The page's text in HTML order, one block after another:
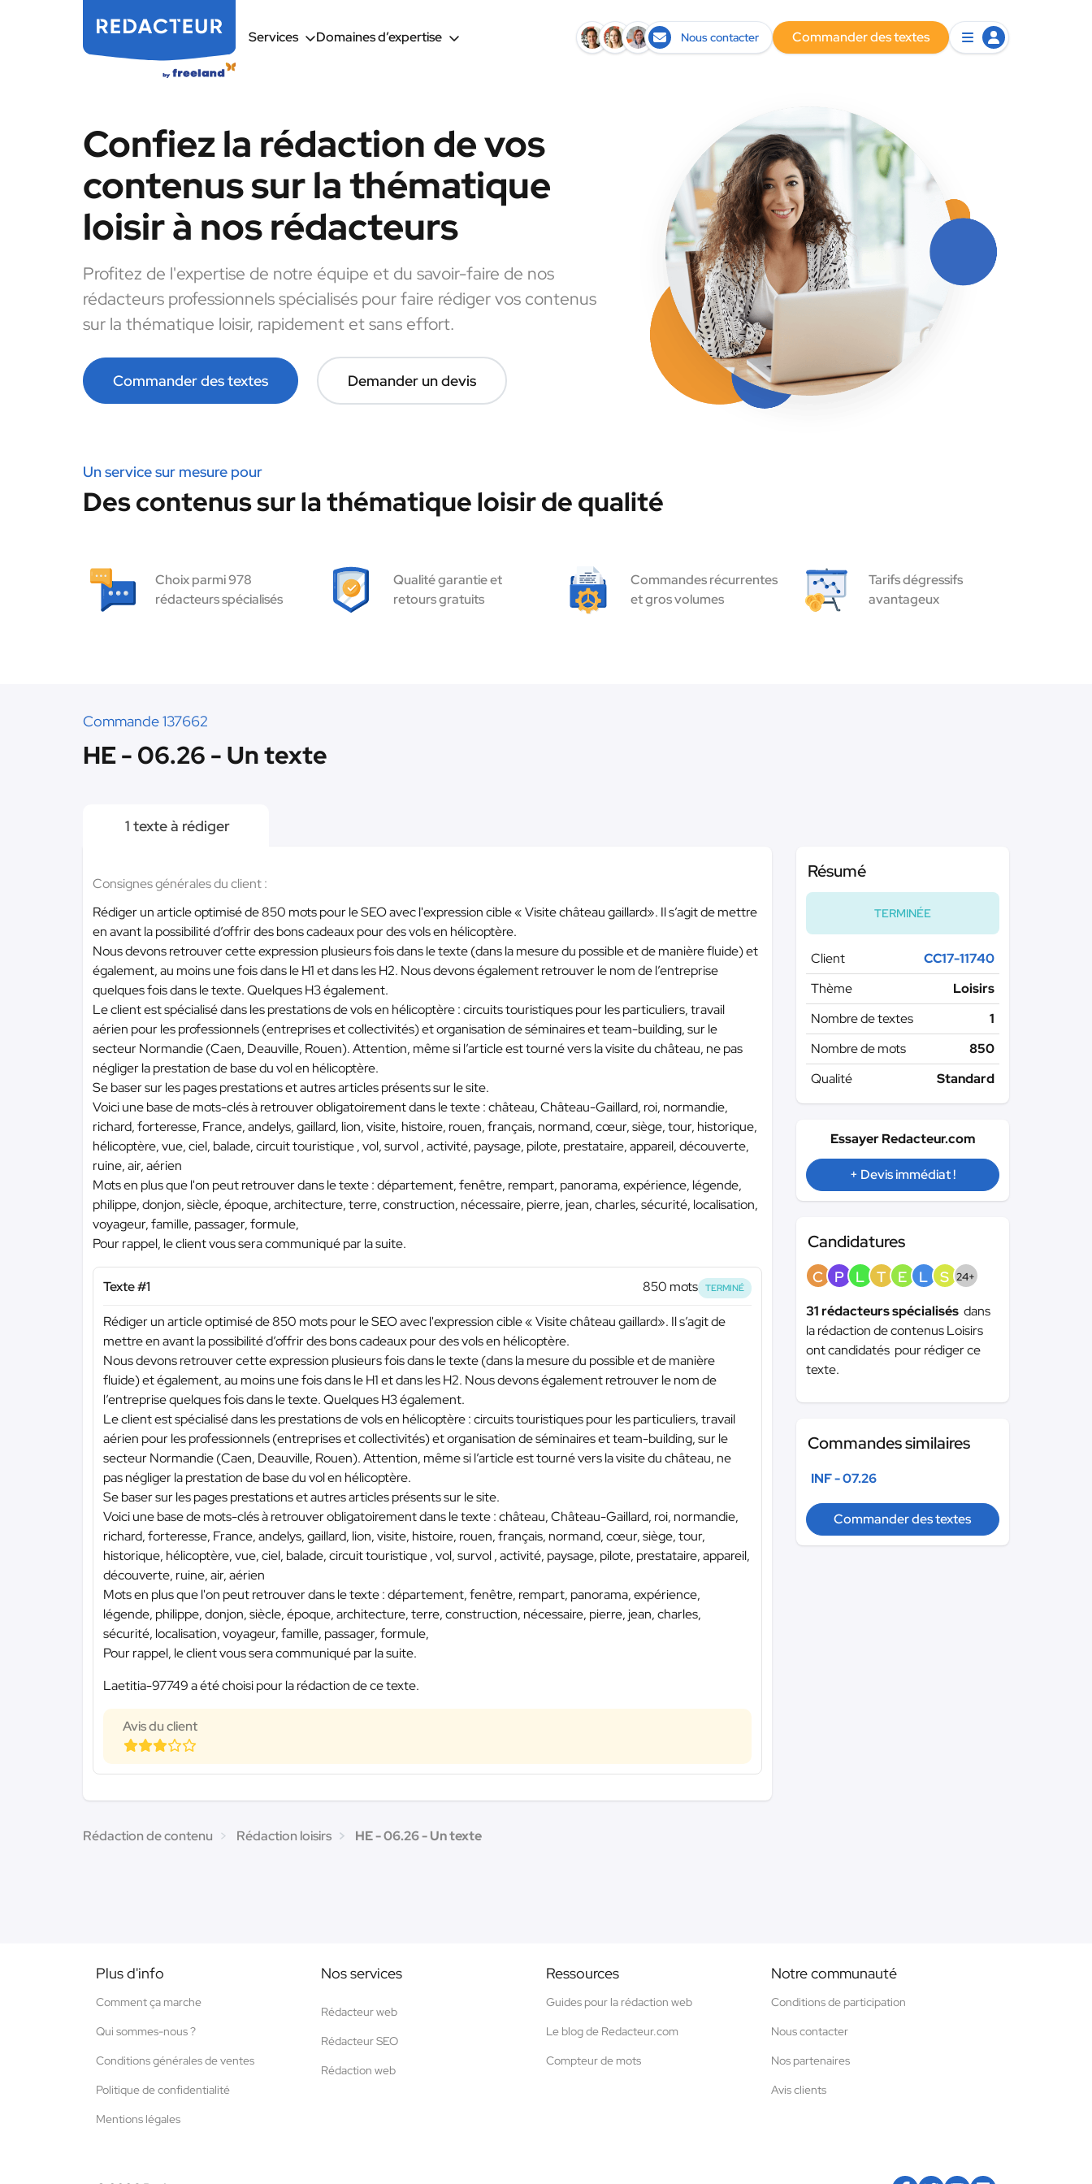
Services Domaines d’expertise Nous contacter Commander des textes
Confiez la rédaction de vos
contenus sur la thématique
loisir à nos rédacteurs
Profitez de l'expertise de notre équipe et du savoir-faire de nos
rédacteurs professionnels spécialisés pour faire rédiger vos contenus
sur la thématique loisir, rapidement et sans effort.
Commander des textes Demander un devis
Un service sur mesure pour
Des contenus sur la thématique loisir de qualité
Choix parmi 978
rédacteurs spécialisés
Qualité garantie et
retours gratuits
Commandes récurrentes
et gros volumes
Tarifs dégressifs
avantageux
Commande 137662
HE - 06.26 - Un texte
1 texte à rédiger
Consignes générales du client :
Rédiger un article optimisé de 850 mots pour le SEO avec l'expression cible « Visite château gaillard». Il s’agit de mettre
en avant la possibilité d’offrir des bons cadeaux pour des vols en hélicoptère.
Nous devons retrouver cette expression plusieurs fois dans le texte (dans la mesure du possible et de manière fluide) et
également, au moins une fois dans le H1 et dans les H2. Nous devons également retrouver le nom de l’entreprise
quelques fois dans le texte. Quelques H3 également.
Le client est spécialisé dans les prestations de vols en hélicoptère : circuits touristiques pour les particuliers, travail
aérien pour les professionnels (entreprises et collectivités) et organisation de séminaires et team-building, sur le
secteur Normandie (Caen, Deauville, Rouen). Attention, même si l’article est tourné vers la visite du château, ne pas
négliger la prestation de base du vol en hélicoptère.
Se baser sur les pages prestations et autres articles présents sur le site.
Voici une base de mots-clés à retrouver obligatoirement dans le texte : château, Château-Gaillard, roi, normandie,
richard, forteresse, France, andelys, gaillard, lion, visite, histoire, rouen, français, normand, cœur, siège, tour, historique,
hélicoptère, vue, ciel, balade, circuit touristique , vol, survol , activité, paysage, pilote, prestataire, appareil, découverte,
ruine, air, aérien
Mots en plus que l'on peut retrouver dans le texte : département, fenêtre, rempart, panorama, expérience, légende,
philippe, donjon, siècle, époque, architecture, terre, construction, nécessaire, pierre, jean, charles, sécurité, localisation,
voyageur, famille, passager, formule,
Pour rappel, le client vous sera communiqué par la suite.
Texte #1 850 mots TERMINÉ
Rédiger un article optimisé de 850 mots pour le SEO avec l'expression cible « Visite château gaillard». Il s’agit de
mettre en avant la possibilité d’offrir des bons cadeaux pour des vols en hélicoptère.
Nous devons retrouver cette expression plusieurs fois dans le texte (dans la mesure du possible et de manière
fluide) et également, au moins une fois dans le H1 et dans les H2. Nous devons également retrouver le nom de
l’entreprise quelques fois dans le texte. Quelques H3 également.
Le client est spécialisé dans les prestations de vols en hélicoptère : circuits touristiques pour les particuliers, travail
aérien pour les professionnels (entreprises et collectivités) et organisation de séminaires et team-building, sur le
secteur Normandie (Caen, Deauville, Rouen). Attention, même si l’article est tourné vers la visite du château, ne
pas négliger la prestation de base du vol en hélicoptère.
Se baser sur les pages prestations et autres articles présents sur le site.
Voici une base de mots-clés à retrouver obligatoirement dans le texte : château, Château-Gaillard, roi, normandie,
richard, forteresse, France, andelys, gaillard, lion, visite, histoire, rouen, français, normand, cœur, siège, tour,
historique, hélicoptère, vue, ciel, balade, circuit touristique , vol, survol , activité, paysage, pilote, prestataire, appareil,
découverte, ruine, air, aérien
Mots en plus que l'on peut retrouver dans le texte : département, fenêtre, rempart, panorama, expérience,
légende, philippe, donjon, siècle, époque, architecture, terre, construction, nécessaire, pierre, jean, charles,
sécurité, localisation, voyageur, famille, passager, formule,
Pour rappel, le client vous sera communiqué par la suite.
Laetitia-97749 a été choisi pour la rédaction de ce texte.
Avis du client
Résumé
TERMINÉE
Client
CC17-11740
Thème
Loisirs
Nombre de textes
1
Nombre de mots
850
Qualité
Standard
Essayer Redacteur.com
+ Devis immédiat !
Candidatures
C P L T E L S 24+
31 rédacteurs spécialisés dans
la rédaction de contenus Loisirs
ont candidatés pour rédiger ce
texte.
Commandes similaires
INF - 07.26
Commander des textes
Rédaction de contenu Rédaction loisirs HE - 06.26 - Un texte
Plus d'info
Comment ça marche
Qui sommes-nous ?
Conditions générales de ventes
Politique de confidentialité
Mentions légales
Nos services
Rédacteur web
Rédacteur SEO
Rédaction web
Ressources
Guides pour la rédaction web
Le blog de Redacteur.com
Compteur de mots
Notre communauté
Conditions de participation
Nous contacter
Nos partenaires
Avis clients